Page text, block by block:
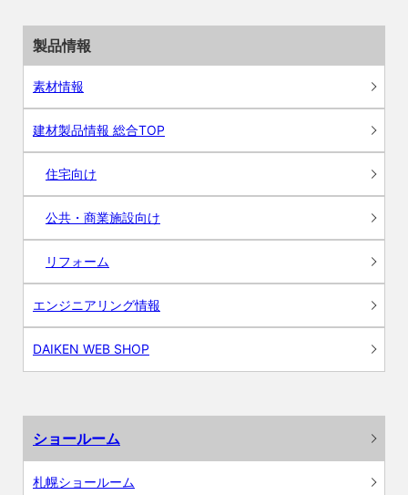
製品情報
素材情報
建材製品情報 総合TOP
住宅向け
公共・商業施設向け
リフォーム
エンジニアリング情報
DAIKEN WEB SHOP
ショールーム
札幌ショールーム